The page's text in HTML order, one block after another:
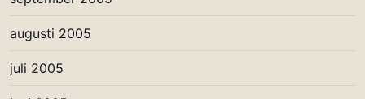
augusti 2005
juli 2005